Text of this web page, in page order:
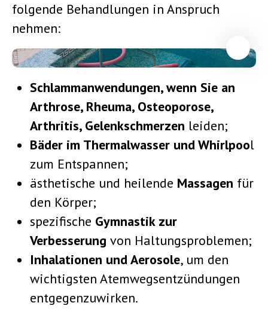
folgende Behandlungen in Anspruch
nehmen:
Schlammanwendungen, wenn Sie an
Arthrose, Rheuma, Osteoporose,
Arthritis, Gelenkschmerzen leiden;
Bäder im Thermalwasser und Whirlpool
zum Entspannen;
ästhetische und heilende Massagen für
den Körper;
spezifische Gymnastik zur
Verbesserung von Haltungsproblemen;
Inhalationen und Aerosole, um den
wichtigsten Atemwegsentzündungen
entgegenzuwirken.